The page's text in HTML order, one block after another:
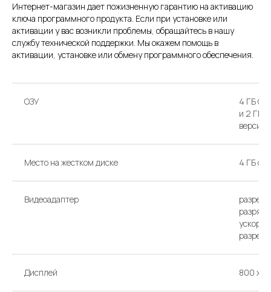
Интернет-магазин дает пожизненную гарантию на активацию
ключа программного продукта. Если при установке или
активации у вас возникли проблемы, обращайтесь в нашу
службу технической поддержки. Мы окажем помощь в
активации, установке или обмену программного обеспечения.
ОЗУ
4 ГБ
и 2 ГБ
версии)
Место на жестком диске 4 ГБ
Видеоадаптер
Дисплей 800 x